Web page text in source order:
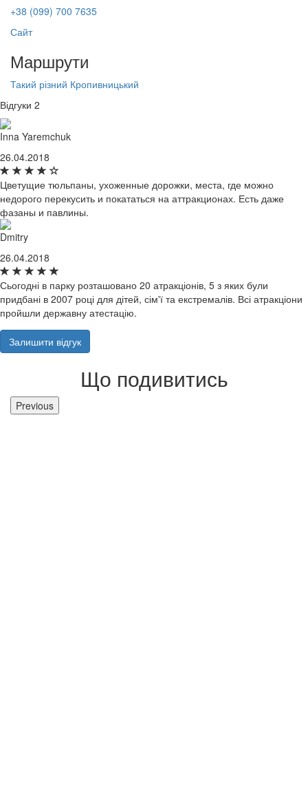
+38 (099) 700 7635
Сайт
Маршрути
Такий різний Кропивницький
Відгуки 2
Inna Yaremchuk
26.04.2018
Цветущие тюльпаны, ухоженные дорожки, места, где можно
недорого перекусить и покататься на аттракционах. Есть даже
фазаны и павлины.
Dmitry
26.04.2018
Сьогодні в парку розташовано 20 атракціонів, 5 з яких були
придбані в 2007 році для дітей, сім'ї та екстремалів. Всі атракціони
пройшли державну атестацію.
Залишити відгук
Що подивитись
Previous